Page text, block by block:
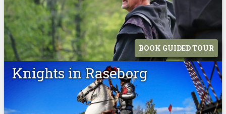
BOOK GUIDED TOUR
Knights in Raseborg